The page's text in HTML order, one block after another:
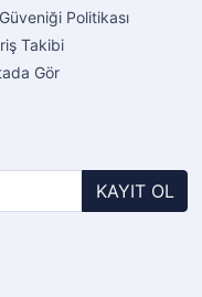
Politikası
Takibi
Gör
KAYIT OL